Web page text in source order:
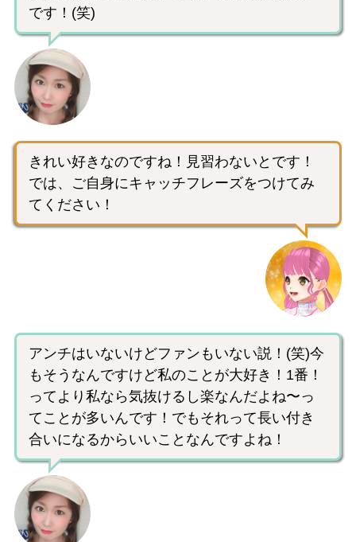
です！(笑)
きれい好きなのですね！見習わないとです！
では、ご自身にキャッチフレーズをつけてみ
てください！
アンチはいないけどファンもいない説！(笑)今
もそうなんですけど私のことが大好き！1番！
ってより私なら気抜けるし楽なんだよね〜っ
てことが多いんです！でもそれって長い付き
合いになるからいいことなんですよね！